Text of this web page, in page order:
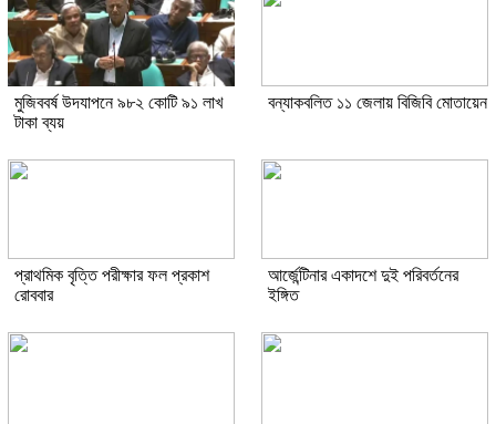
মুজিববর্ষ উদযাপনে ৯৮২ কোটি ৯১ লাখ
টাকা ব্যয়
বন্যাকবলিত ১১ জেলায় বিজিবি মোতায়েন
প্রাথমিক বৃত্তি পরীক্ষার ফল প্রকাশ
রোববার
আর্জেন্টিনার একাদশে দুই পরিবর্তনের
ইঙ্গিত